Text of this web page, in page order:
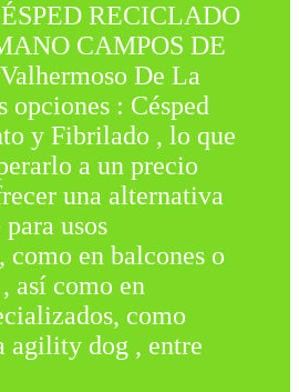
RECICLADO
CAMPOS DE
De La
opciones : Césped
y Fibrilado , lo que
a un precio
una alternativa
usos
como en balcones o
así como en
como
agility dog , entre